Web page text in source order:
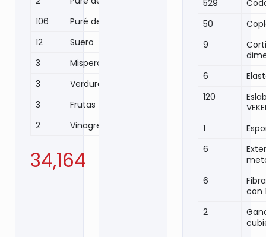
106
Puré de tomate
12
Suero
3
Misperos (kg)
3
Verduras
3
Frutas
2
Vinagre (Litros)
34,164
529
50
9
6
120
1
6
6
con
2